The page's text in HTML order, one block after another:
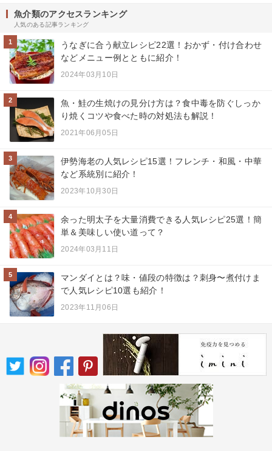
魚介類のアクセスランキング
人気のある記事ランキング
1
うなぎに合う献立レシピ22選！おかず・付け合わせ
などメニュー例とともに紹介！
2024年03月10日
2
魚・鮭の生焼けの見分け方は？食中毒を防ぐしっか
り焼くコツや食べた時の対処法も解説！
2021年06月05日
3
伊勢海老の人気レシピ15選！フレンチ・和風・中華
など系統別に紹介！
2023年10月30日
4
余った明太子を大量消費できる人気レシピ25選！簡
単＆美味しい使い道って？
2024年03月11日
5
マンダイとは？味・値段の特徴は？刺身〜煮付けま
で人気レシピ10選も紹介！
2023年11月06日